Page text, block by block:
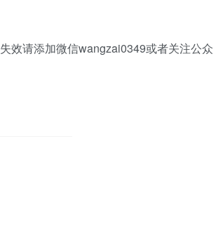
效请添加微信wangzai0349或者关注公众